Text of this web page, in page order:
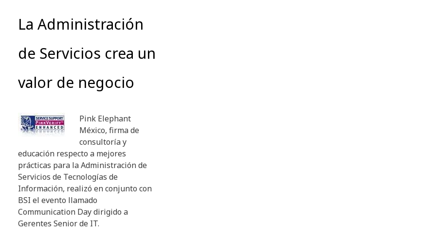
La Administración
de Servicios crea un
valor de negocio
Pink Elephant
México, firma de
consultoría y
educación respecto a mejores
prácticas para la Administración de
Servicios de Tecnologías de
Información, realizó en conjunto con
BSI el evento llamado
Communication Day dirigido a
Gerentes Senior de IT.